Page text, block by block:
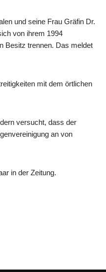
und seine Frau Gräfin Dr.
von ihrem 1994
Besitz trennen. Das meldet
mit dem örtlichen
versucht, dass der
an von
in der Zeitung.